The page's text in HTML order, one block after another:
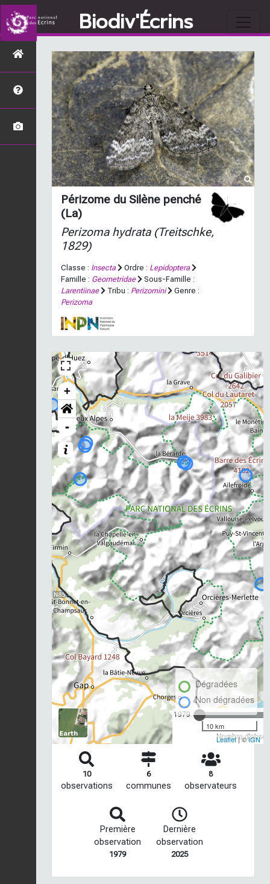
Biodiv'Écrins
Périzome du Silène penché
(La)
Perizoma hydrata(Treitschke,
1829)
Classe : Insecta Ordre : Lepidoptera
Famille : Geometridae
Sous-Famille :
Larentiinae
Tribu : Perizomini
Genre :
Perizoma
+
-
1979
Nombre
Dégradées
Non dégradées
10 km
Leaflet| ©IGN
10
observations
6
communes
8
observateurs
Première
observation
1979
Dernière
observation
2025